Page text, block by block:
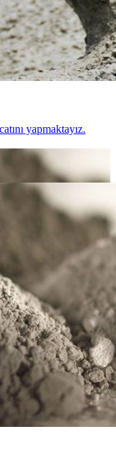
yapmaktayız.